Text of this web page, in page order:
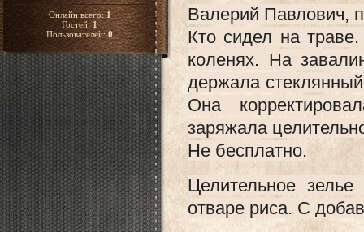
Онлайн всего:1
Гостей:1
Пользователей:0
Валерий Павлович,
Кто сидел на
коленях. На
держала
Она
заряжала
Не бесплатно.
Целительное
отваре риса. С